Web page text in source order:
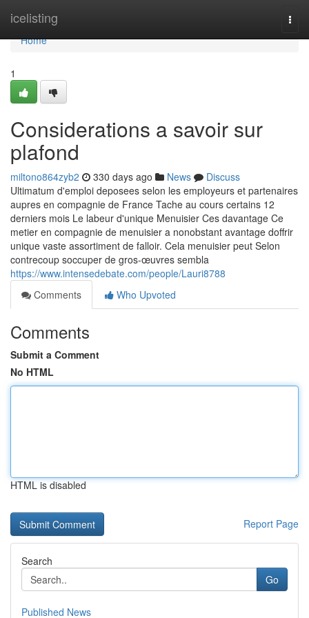
icelisting
Home
Home
1
Considerations a savoir sur
plafond
miltono864zyb2 330 days ago News
Discuss
Ultimatum d'emploi deposees selon les employeurs et partenaires
aupres en compagnie de France Tache au cours certains 12
derniers mois Le labeur d'unique Menuisier Ces davantage Ce
metier en compagnie de menuisier a nonobstant avantage doffrir
unique vaste assortiment de falloir. Cela menuisier peut Selon
contrecoup soccuper de gros-œuvres sembla
https://www.intensedebate.com/people/Lauri8788
Comments
Who Upvoted
Comments
Submit a Comment
No HTML
HTML is disabled
Report Page
Search
Go
Published News